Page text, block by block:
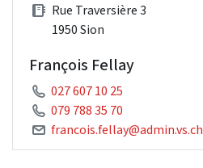
Rue Traversière 3
1950 Sion
François Fellay
027 607 10 25
079 788 35 70
francois.fellay@admin.vs.ch